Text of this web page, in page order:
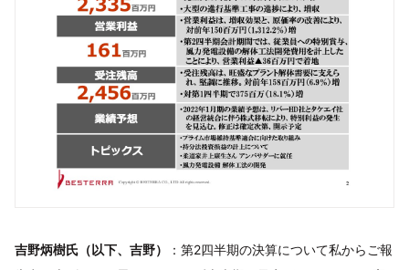
吉野炳樹氏（以下、吉野）
：第2四半期の決算について私からご報